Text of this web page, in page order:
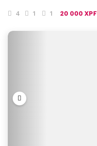
4 1 1 20 000 XPF